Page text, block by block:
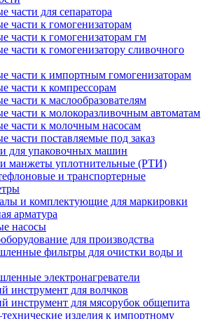
части для сепаратора
части к гомогенизаторам
части к гомогенизаторам гм
части к гомогенизатору сливочного
части к импортным гомогенизаторам
части к компрессорам
части к маслообразователям
части к молокоразливочным автоматам
части к молочным насосам
части поставляемые под заказ
для упаковочных машин
манжеты уплотнительные (РТИ)
и транспортерные
и комплектующие для маркировки
арматура
насосы
для производства
фильтры для очистки воды и
электронагреватели
инструмент для волчков
инструмент для мясорубок общепита
изделия к импортному